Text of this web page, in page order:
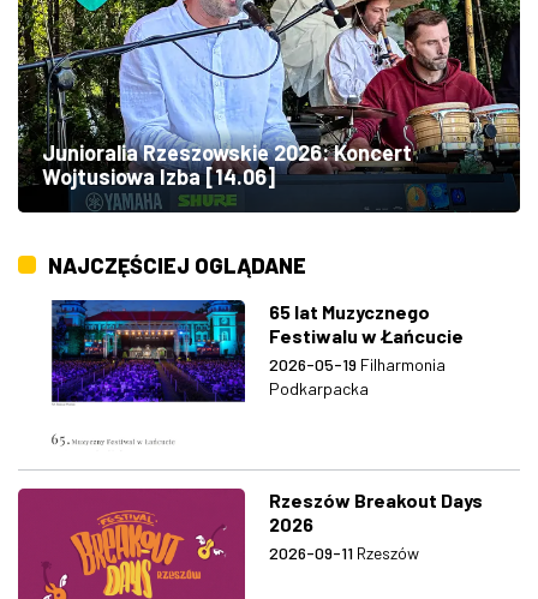
Junioralia Rzeszowskie 2026: Koncert
Wojtusiowa Izba [14.06]
NAJCZĘŚCIEJ OGLĄDANE
65 lat Muzycznego
Festiwalu w Łańcucie
2026-05-19 Filharmonia
Podkarpacka
Rzeszów Breakout Days
2026
2026-09-11 Rzeszów